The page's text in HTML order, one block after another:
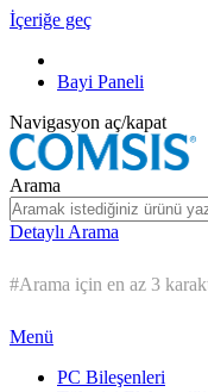
İçeriğe geç
Bayi Paneli
Navigasyon aç/kapat
Arama
Detaylı Arama
#Arama için en az 3
Menü
PC Bileşenleri